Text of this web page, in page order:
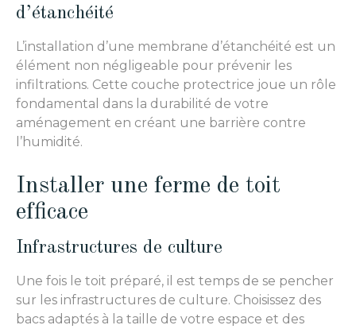
d’étanchéité
L’installation d’une membrane d’étanchéité est un
élément non négligeable pour prévenir les
infiltrations. Cette couche protectrice joue un rôle
fondamental dans la durabilité de votre
aménagement en créant une barrière contre
l’humidité.
Installer une ferme de toit
efficace
Infrastructures de culture
Une fois le toit préparé, il est temps de se pencher
sur les infrastructures de culture. Choisissez des
bacs adaptés à la taille de votre espace et des